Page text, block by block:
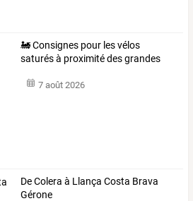
🚂 Consignes pour les vélos
saturés à proximité des grandes
7 août 2026
De Colera à Llança Costa Brava
Gérone